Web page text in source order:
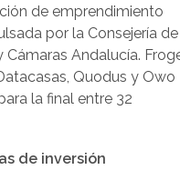
de emprendimiento
por la Consejería de
Andalucía.
Quodus y Owo
la final entre 32
de inversión